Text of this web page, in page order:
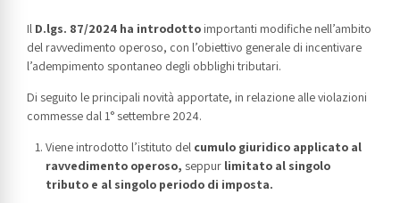
Il D.lgs. 87/2024 ha introdotto importanti modifiche nell’ambito
del ravvedimento operoso, con l’obiettivo generale di incentivare
l’adempimento spontaneo degli obblighi tributari.
Di seguito le principali novità apportate, in relazione alle violazioni
commesse dal 1° settembre 2024.
Viene introdotto l’istituto del cumulo giuridico applicato al
ravvedimento operoso, seppur limitato al singolo
tributo e al singolo periodo di imposta.